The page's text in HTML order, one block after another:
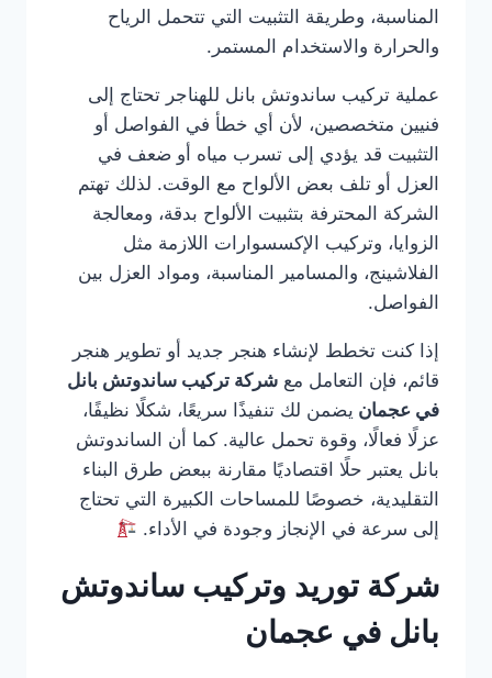
المناسبة، وطريقة التثبيت التي تتحمل الرياح
والحرارة والاستخدام المستمر.
عملية تركيب ساندوتش بانل للهناجر تحتاج إلى
فنيين متخصصين، لأن أي خطأ في الفواصل أو
التثبيت قد يؤدي إلى تسرب مياه أو ضعف في
العزل أو تلف بعض الألواح مع الوقت. لذلك تهتم
الشركة المحترفة بتثبيت الألواح بدقة، ومعالجة
الزوايا، وتركيب الإكسسوارات اللازمة مثل
الفلاشينج، والمسامير المناسبة، ومواد العزل بين
الفواصل.
إذا كنت تخطط لإنشاء هنجر جديد أو تطوير هنجر
قائم، فإن التعامل مع شركة تركيب ساندوتش بانل
في عجمان يضمن لك تنفيذًا سريعًا، شكلًا نظيفًا،
عزلًا فعالًا، وقوة تحمل عالية. كما أن الساندوتش
بانل يعتبر حلًا اقتصاديًا مقارنة ببعض طرق البناء
التقليدية، خصوصًا للمساحات الكبيرة التي تحتاج
إلى سرعة في الإنجاز وجودة في الأداء.
شركة توريد وتركيب ساندوتش
بانل في عجمان